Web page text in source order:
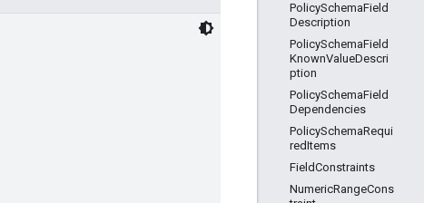
PolicySchemaField
Description
PolicySchemaField
KnownValueDescri
ption
PolicySchemaField
Dependencies
PolicySchemaRequi
redItems
FieldConstraints
NumericRangeCons